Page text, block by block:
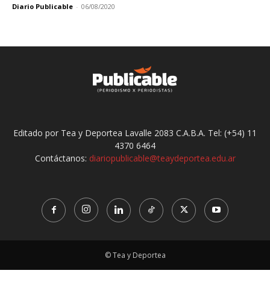
Diario Publicable - 06/08/2020
Editado por Tea y Deportea Lavalle 2083 C.A.B.A. Tel: (+54) 11
4370 6464
Contáctanos: diariopublicable@teaydeportea.edu.ar
© Tea y Deportea